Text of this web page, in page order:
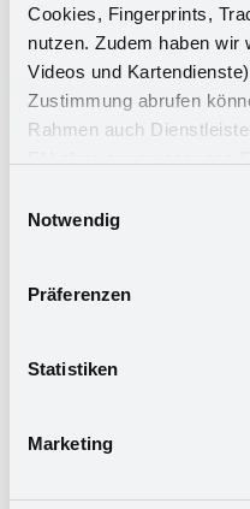
Cookies, Fingerprints,
nutzen. Zudem haben wir
Videos und
Zustimmung abrufen
Rahmen auch
zu Sicherheits- und
Rechtsmittel einlegen
willigen Sie in die oben
widerrufen. Mehr
Notwendig
Präferenzen
Statistiken
Marketing
Badezimmer